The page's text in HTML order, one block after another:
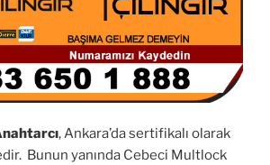
, Ankara’da sertifikalı olarak
Bunun yanında Cebeci Multlock